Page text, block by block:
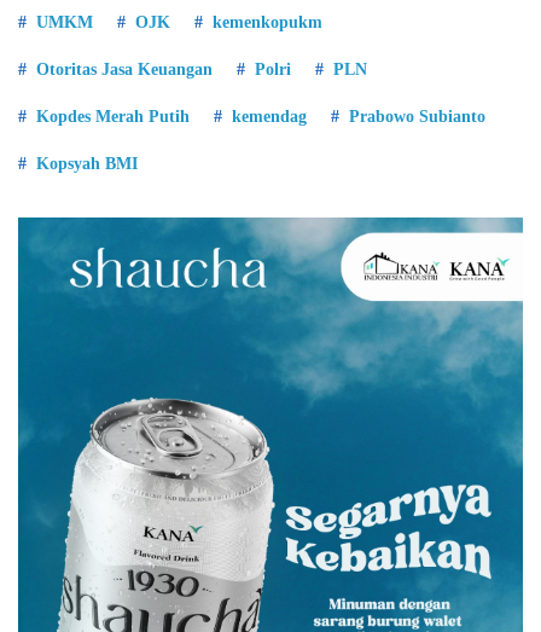
UMKM OJK kemenkopukm
Otoritas Jasa Keuangan Polri PLN
Kopdes Merah Putih kemendag Prabowo Subianto
Kopsyah BMI